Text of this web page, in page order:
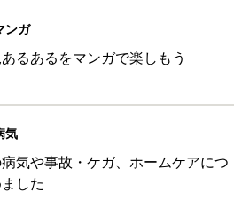
そのライフジャケット、本当に安全
きにはここに注意を！【専門家】
赤ちゃん・育児
子どもの「帽子イヤ」問題、わが家は
赤ちゃん・育児